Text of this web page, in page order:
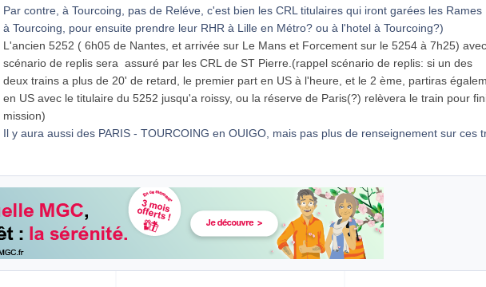
Par contre, à Tourcoing, pas de Reléve, c'est bien les CRL titulaires qui iront garées les Rames
à Tourcoing, pour ensuite prendre leur RHR à Lille en Métro? ou à l'hotel à Tourcoing?)
L'ancien 5252 ( 6h05 de Nantes, et arrivée sur Le Mans et Forcement sur le 5254 à 7h25)
scénario de replis sera assuré par les CRL de ST Pierre.(rappel scénario de replis: si un des
deux trains a plus de 20' de retard, le premier part en US à l'heure, et le 2 ème, partiras
en US avec le titulaire du 5252 jusqu'a roissy, ou la réserve de Paris(?) relèvera le train pour
mission)
Il y aura aussi des PARIS - TOURCOING en OUIGO, mais pas plus de renseignement sur ces